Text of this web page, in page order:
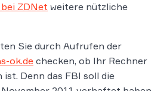
ZDNet weitere nützliche
Sie durch Aufrufen der
ok.de checken, ob Ihr Rechner
Denn das FBI soll die